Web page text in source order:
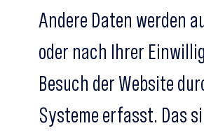
Andere Daten werden
oder nach Ihrer
Besuch der Website
Systeme erfasst. Das